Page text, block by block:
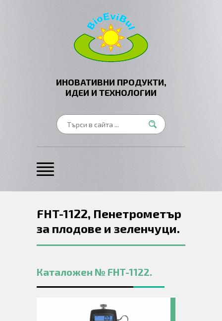
ИНОВАТИВНИ ПРОДУКТИ,
ИДЕИ И ТЕХНОЛОГИИ
FHT-1122, Пенетрометър
за плодове и зеленчуци.
Каталожен № FHT-1122.